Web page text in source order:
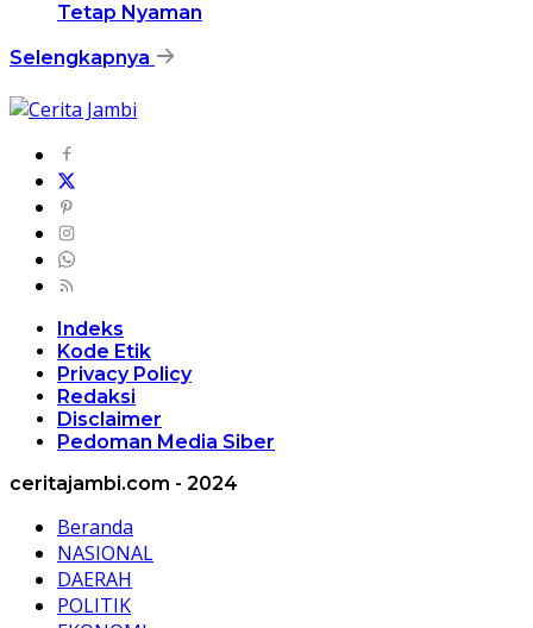
Tetap Nyaman
Selengkapnya
Indeks
Kode Etik
Privacy Policy
Redaksi
Disclaimer
Pedoman Media Siber
ceritajambi.com - 2024
Beranda
NASIONAL
DAERAH
POLITIK